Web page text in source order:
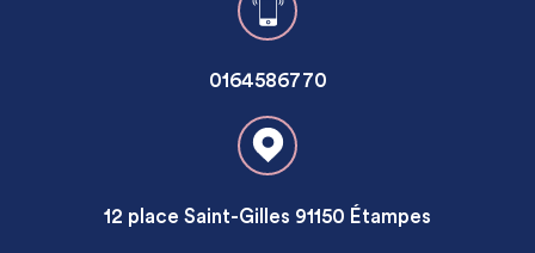
0164586770
12 place Saint-Gilles 91150 Étampes